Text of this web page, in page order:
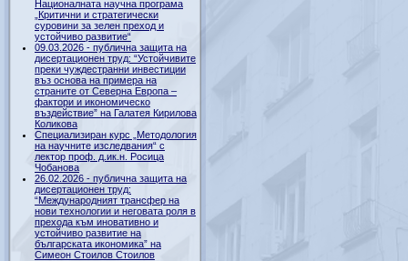
Националната научна програма
„Критични и стратегически
суровини за зелен преход и
устойчиво развитие“
09.03.2026 - публична защита на
дисертационен труд: “Устойчивите
преки чуждестранни инвестиции
въз основа на примера на
страните от Северна Европа –
фактори и икономическо
въздействие” на Галатея Кирилова
Коликова
Специализиран курс „Методология
на научните изследвания“ с
лектор проф. д.ик.н. Росица
Чобанова
26.02.2026 - публична защита на
дисертационен труд:
“Международният трансфер на
нови технологии и неговата роля в
прехода към иновативно и
устойчиво развитие на
българската икономика” на
Симеон Стоилов Стоилов